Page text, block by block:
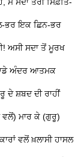
ਭਰ ਇਕ ਛਿਨ-ਭਰ
ਅਸੀ ਸਦਾ ਤੋਂ ਮੂਰਖ
ਅੰਦਰ ਆਤਮਕ
ਦੇ ਸ਼ਬਦ ਦੀ ਰਾਹੀਂ
ਵਲੋਂ) ਮਾਰ ਕੇ (ਗੁਰੂ)
ਵਲੋਂ ਖ਼ਲਾਸੀ ਹਾਸਲ